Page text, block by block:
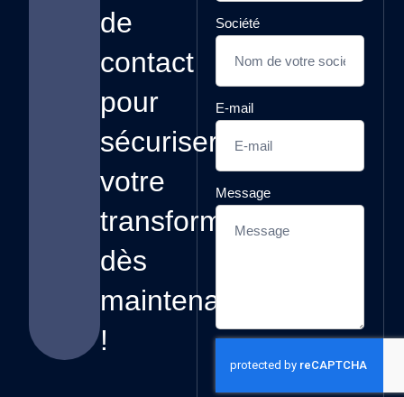
de
contact
pour
sécuriser
votre
transformation,
dès
maintenant
!
Société
E-mail
Message